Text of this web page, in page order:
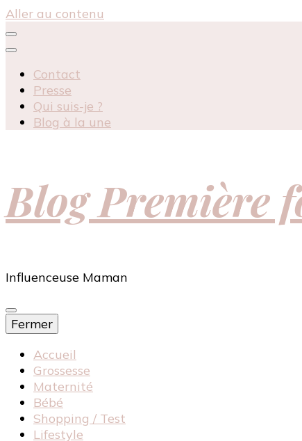
Aller au contenu
Contact
Presse
Qui suis-je ?
Blog à la une
Blog Première
Influenceuse Maman
Fermer
Accueil
Grossesse
Maternité
Bébé
Shopping / Test
Lifestyle